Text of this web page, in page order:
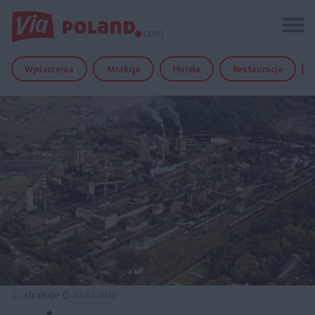
Wydarzenia Atrakcje Hotele Restauracje